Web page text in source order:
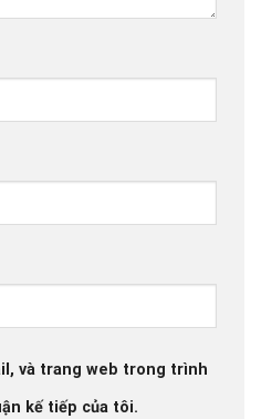
và trang web trong trình
kế tiếp của tôi.